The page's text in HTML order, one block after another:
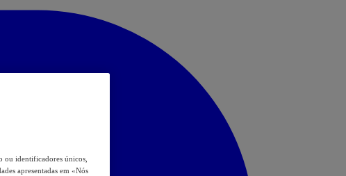
ou identificadores únicos,
apresentadas em «Nós